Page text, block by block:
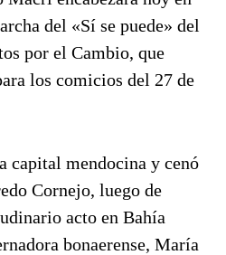
del «Sí se puede» del
por el Cambio, que
los comicios del 27 de
capital mendocina y cenó
Cornejo, luego de
acto en Bahía
bonaerense, María